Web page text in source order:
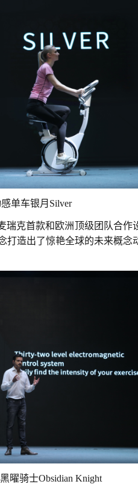
单车银月Silver
瑞克首款和欧洲顶级团队合作
打造出了惊艳全球的未来概念
曜骑士Obsidian Knight